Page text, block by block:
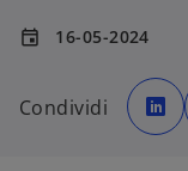
event 16-05-2024
Condividi i
a